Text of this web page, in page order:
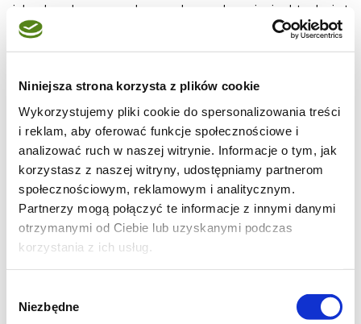
Niniejsza strona korzysta z plików cookie
Wykorzystujemy pliki cookie do spersonalizowania treści
i reklam, aby oferować funkcje społecznościowe i
analizować ruch w naszej witrynie. Informacje o tym, jak
korzystasz z naszej witryny, udostępniamy partnerom
społecznościowym, reklamowym i analitycznym.
Partnerzy mogą połączyć te informacje z innymi danymi
otrzymanymi od Ciebie lub uzyskanymi podczas
korzystania z ich usług.
zgody
Niezbędne
idealną temperaturę, stan zdrowia i układ ciał
astralnych... a potem pojawiła się na antenie
ile dobrze pamiętam), i babcia, jako jedyna jej
słuchaczka wydała polecenie swojej córce, a
mojej ciotce przeprowadzenia testu.
przewrotem w tym wszystkim było to, że
ciasto należało pozostawić w chłodzie do
wyrośnięcia. wbrew wszystkiemu wyrosło. no
to nieśmiało zaczęłam próbować zabaw z
drożdżami, i za każdym razem o dziwo nie
potraw znalazłam chałkę marghe_72.